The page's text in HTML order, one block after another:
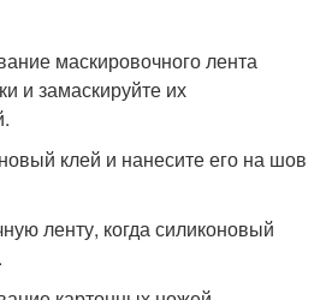
маскировочного лента
и замаскируйте их
клей и нанесите его на шов
ленту, когда силиконовый